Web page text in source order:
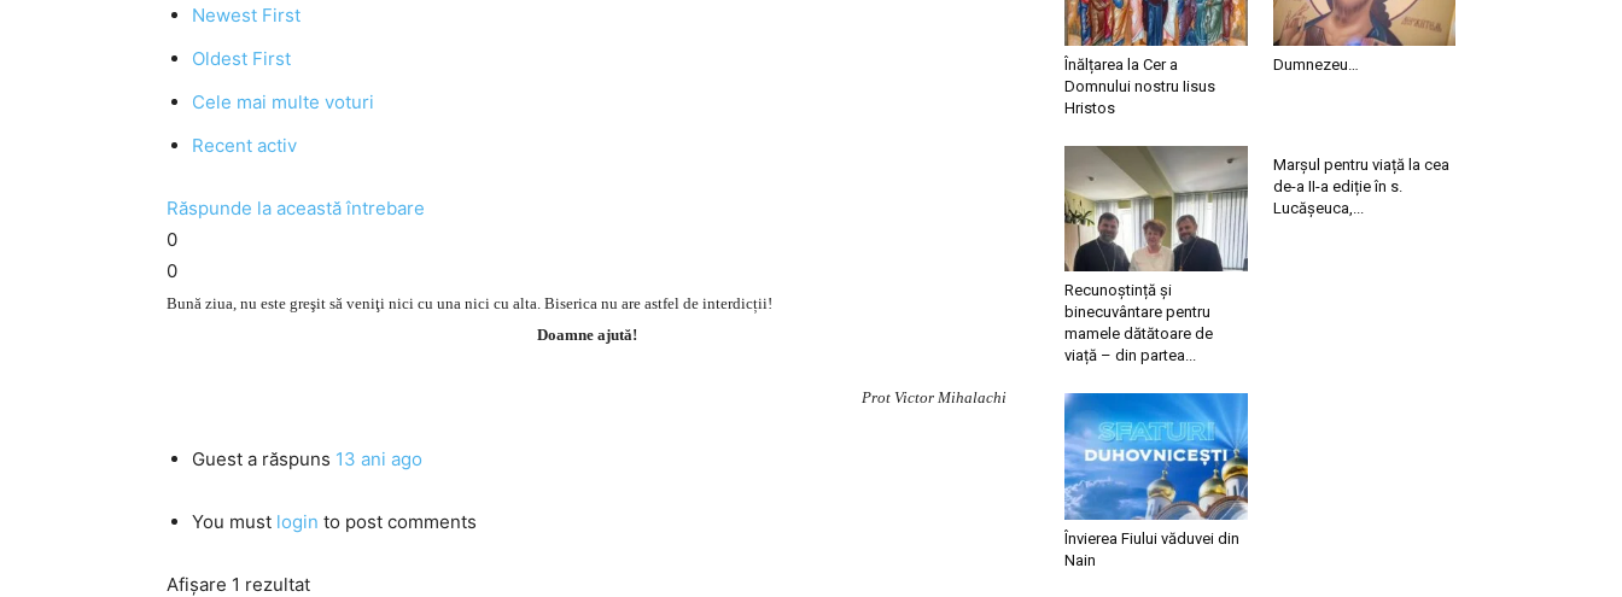
Newest First
Oldest First
Cele mai multe voturi
Recent activ
Răspunde la această întrebare
0
0
Bună ziua, nu este greşit să veniţi nici cu una nici cu alta. Biserica nu are astfel de interdicții!
Doamne ajută!
Prot Victor Mihalachi
Guest a răspuns 13 ani ago
You must login to post comments
Afișare 1 rezultat
Înălțarea la Cer a
Domnului nostru Iisus
Hristos
Dumnezeu…
Recunoștință și
binecuvântare pentru
mamele dătătoare de
viață – din partea...
Marșul pentru viață la cea
de-a II-a ediție în s.
Lucășeuca,...
Învierea Fiului văduvei din
Nain